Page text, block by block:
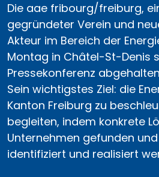
Die aae fribourg/freiburg,
gegründeter Verein und
Akteur im Bereich der
Montag in Châtel-St-Denis
Pressekonferenz
Sein wichtigstes Ziel: die
Kanton Freiburg zu
begleiten, indem konkrete
Unternehmen gefunden
identifiziert und realisiert